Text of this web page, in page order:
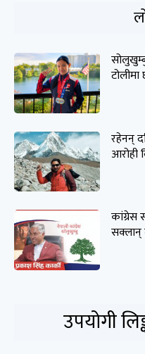
रहेनन्
आरोही
कांग्रेस
सक्लान्
उपयोगी